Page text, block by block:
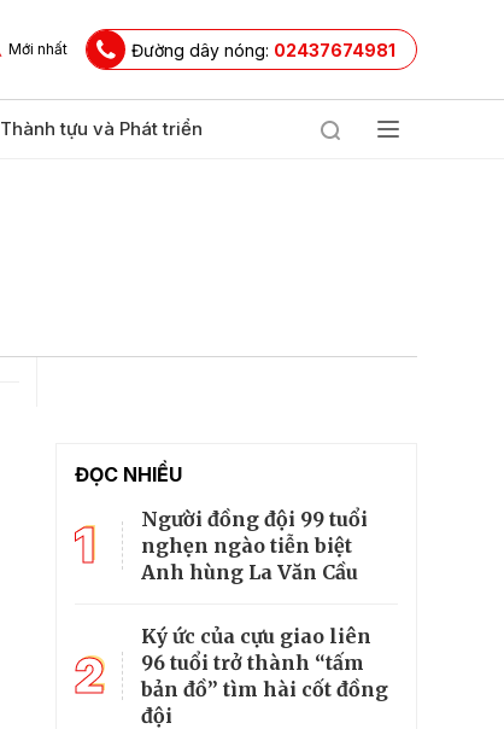
Mới nhất Đường dây nóng: 02437674981
Thành tựu và Phát triển
ĐỌC NHIỀU
1
Người đồng đội 99 tuổi
nghẹn ngào tiễn biệt
Anh hùng La Văn Cầu
2
Ký ức của cựu giao liên
96 tuổi trở thành “tấm
bản đồ” tìm hài cốt đồng
đội